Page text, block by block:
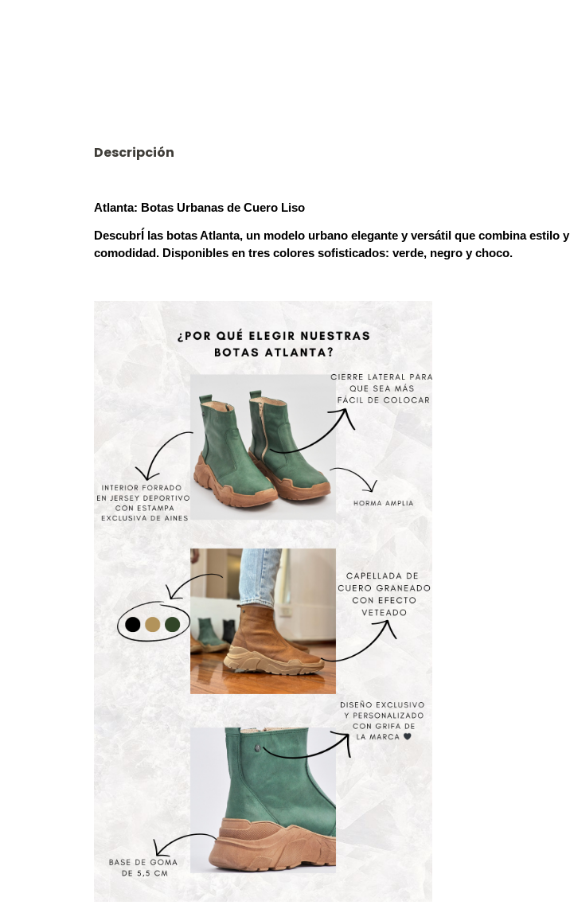
Descripción
Atlanta: Botas Urbanas de Cuero Liso
DescubrÍ las botas Atlanta, un modelo urbano elegante y versátil que combina estilo y
comodidad. Disponibles en tres colores sofisticados: verde, negro y choco.